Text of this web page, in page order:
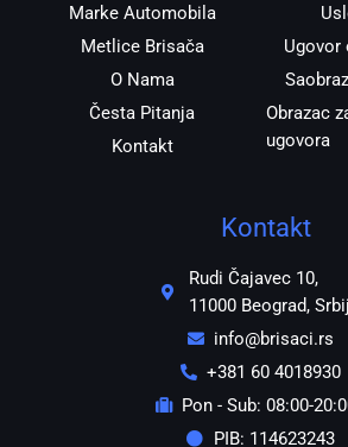
Marke Automobila
Metlice Brisača
O Nama
Česta Pitanja
Kontakt
Ugovor
Obrazac
ugovora
Kontakt
Rudi Čajavec 10,
11000 Beograd,
info@brisaci.rs
+381 60 4018930
Pon - Sub: 08:00-
PIB: 114623243